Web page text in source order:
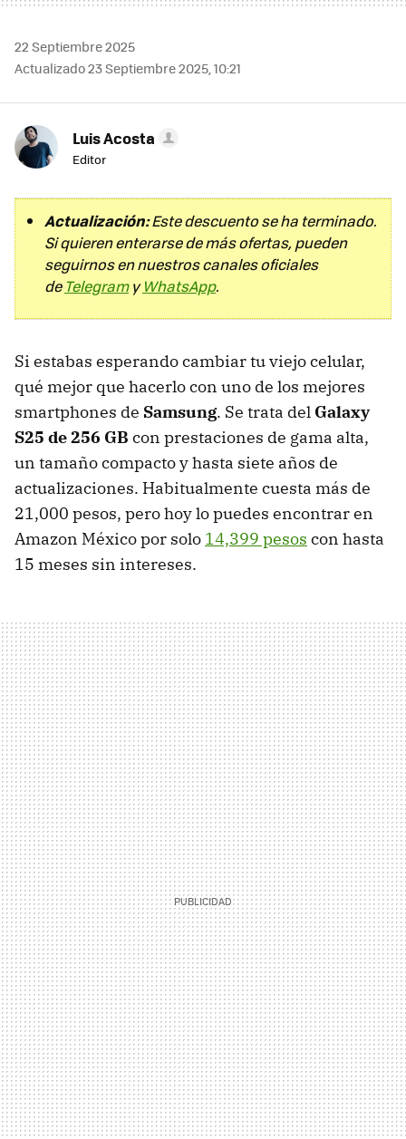
22 Septiembre 2025
Actualizado 23 Septiembre 2025, 10:21
Luis Acosta
Editor
Actualización:Este descuento se ha terminado.
Si quieren enterarse de más ofertas, pueden
seguirnos en nuestros canales oficiales
de Telegram y WhatsApp.
Si estabas esperando cambiar tu viejo celular,
qué mejor que hacerlo con uno de los mejores
smartphones de Samsung. Se trata del Galaxy
S25 de 256 GB con prestaciones de gama alta,
un tamaño compacto y hasta siete años de
actualizaciones. Habitualmente cuesta más de
21,000 pesos, pero hoy lo puedes encontrar en
Amazon México por solo 14,399 pesos con hasta
15 meses sin intereses.